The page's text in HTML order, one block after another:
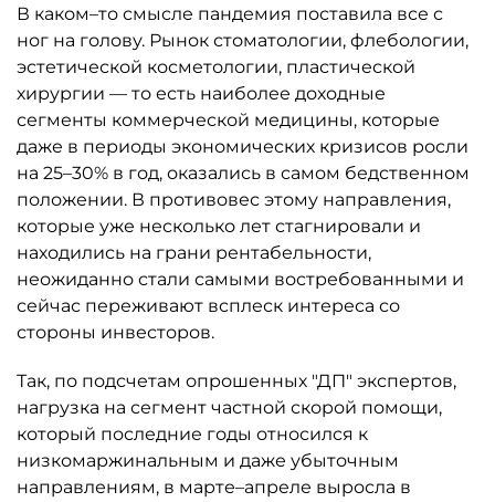
В каком–то смысле пандемия поставила все с
ног на голову. Рынок стоматологии, флебологии,
эстетической косметологии, пластической
хирургии — то есть наиболее доходные
сегменты коммерческой медицины, которые
даже в периоды экономических кризисов росли
на 25–30% в год, оказались в самом бедственном
положении. В противовес этому направления,
которые уже несколько лет стагнировали и
находились на грани рентабельности,
неожиданно стали самыми востребованными и
сейчас переживают всплеск интереса со
стороны инвесторов.
Так, по подсчетам опрошенных "ДП" экспертов,
нагрузка на сегмент частной скорой помощи,
который последние годы относился к
низкомаржинальным и даже убыточным
направлениям, в марте–апреле выросла в